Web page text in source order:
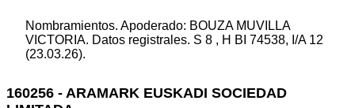
Nombramientos. Apoderado: BOUZA MUVILLA
VICTORIA. Datos registrales. S 8 , H BI 74538, I/A 12
(23.03.26).
160256 - ARAMARK EUSKADI SOCIEDAD